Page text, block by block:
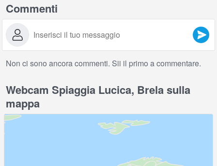
Commenti
Non ci sono ancora commenti. Sii il primo a commentare.
Webcam Spiaggia Lucica, Brela sulla
mappa